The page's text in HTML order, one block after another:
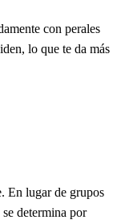
con perales
lo que te da más
En lugar de grupos
determina por